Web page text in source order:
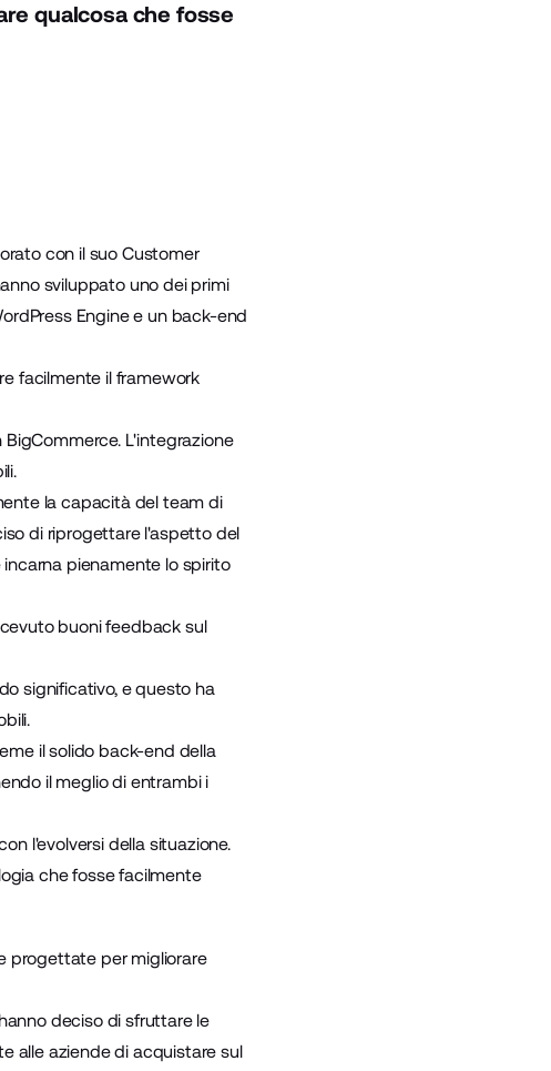
qualcosa che fosse
con il suo Customer
sviluppato uno dei primi
Enginee un back-end
facilmente il framework
L'integrazione
la capacità del team di
di riprogettare l'aspetto del
pienamente lo spirito
buoni feedback sul
significativo, e questo ha
il solido back-end della
il meglio di entrambi i
l'evolversi della situazione.
che fosse facilmente
progettate per migliorare
deciso di sfruttare le
alle aziende di acquistare sul